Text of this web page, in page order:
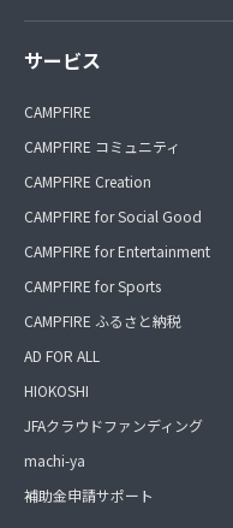
サービス
CAMPFIRE
CAMPFIRE コミュニティ
CAMPFIRE Creation
CAMPFIRE for Social Good
CAMPFIRE for Entertainment
CAMPFIRE for Sports
CAMPFIRE ふるさと納税
AD FOR ALL
HIOKOSHI
JFAクラウドファンディング
machi-ya
補助金申請サポート